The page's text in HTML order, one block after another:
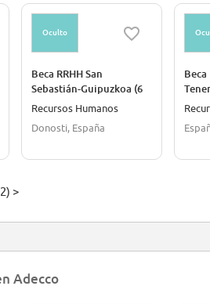
Oculto
Beca RRHH San
Sebastián-Guipuzkoa (6
meses)
Recursos Humanos
Donosti, España
Beca
>
Adecco